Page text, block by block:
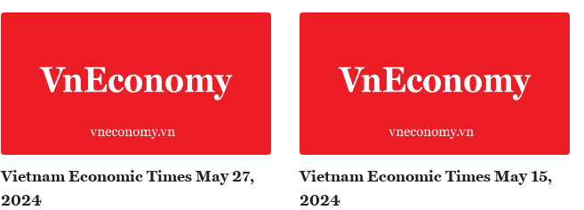
Vietnam Economic Times May 27,
2024
Vietnam Economic Times May 15,
2024